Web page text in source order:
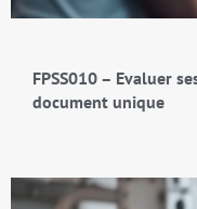
FPSS010 – Evaluer
document unique